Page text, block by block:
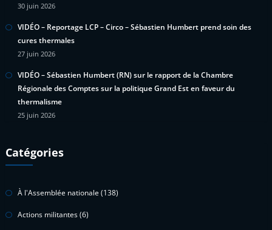
30 juin 2026
VIDÉO – Reportage LCP – Circo – Sébastien Humbert prend soin des
cures thermales
27 juin 2026
VIDÉO – Sébastien Humbert (RN) sur le rapport de la Chambre
Régionale des Comptes sur la politique Grand Est en faveur du
thermalisme
25 juin 2026
Catégories
À l'Assemblée nationale (138)
Actions militantes(6)